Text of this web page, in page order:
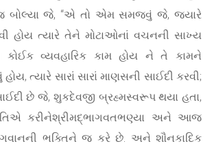
બોલ્યા જે, “એ તો એમ સમજવું જે, જ્યારે
હોય ત્યારે તેને મોટાઓનાં વચનની સાખ્ય
વ્યવહારિક કામ હોય ને તે કામને
ત્યારે સારાં સારાં માણસની સાઈદી કરવી;
છે જે, શુકદેવજી બ્રહ્મસ્વરૂપ થયા હતા,
કરીનેશ્રીમદ્‌ભાગવતભણ્યા અને આજ
ભક્તિને જ કરે છે. અને શૌનકાદિક